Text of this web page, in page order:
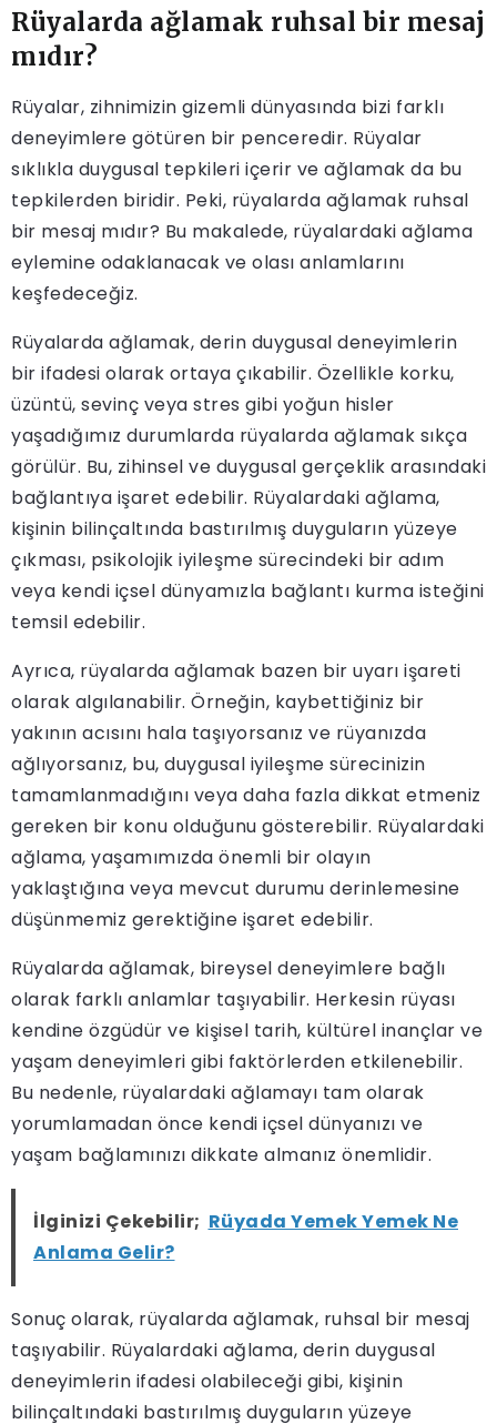
Rüyalarda ağlamak ruhsal bir mesaj
mıdır?
Rüyalar, zihnimizin gizemli dünyasında bizi farklı
deneyimlere götüren bir penceredir. Rüyalar
sıklıkla duygusal tepkileri içerir ve ağlamak da bu
tepkilerden biridir. Peki, rüyalarda ağlamak ruhsal
bir mesaj mıdır? Bu makalede, rüyalardaki ağlama
eylemine odaklanacak ve olası anlamlarını
keşfedeceğiz.
Rüyalarda ağlamak, derin duygusal deneyimlerin
bir ifadesi olarak ortaya çıkabilir. Özellikle korku,
üzüntü, sevinç veya stres gibi yoğun hisler
yaşadığımız durumlarda rüyalarda ağlamak sıkça
görülür. Bu, zihinsel ve duygusal gerçeklik arasındaki
bağlantıya işaret edebilir. Rüyalardaki ağlama,
kişinin bilinçaltında bastırılmış duyguların yüzeye
çıkması, psikolojik iyileşme sürecindeki bir adım
veya kendi içsel dünyamızla bağlantı kurma isteğini
temsil edebilir.
Ayrıca, rüyalarda ağlamak bazen bir uyarı işareti
olarak algılanabilir. Örneğin, kaybettiğiniz bir
yakının acısını hala taşıyorsanız ve rüyanızda
ağlıyorsanız, bu, duygusal iyileşme sürecinizin
tamamlanmadığını veya daha fazla dikkat etmeniz
gereken bir konu olduğunu gösterebilir. Rüyalardaki
ağlama, yaşamımızda önemli bir olayın
yaklaştığına veya mevcut durumu derinlemesine
düşünmemiz gerektiğine işaret edebilir.
Rüyalarda ağlamak, bireysel deneyimlere bağlı
olarak farklı anlamlar taşıyabilir. Herkesin rüyası
kendine özgüdür ve kişisel tarih, kültürel inançlar ve
yaşam deneyimleri gibi faktörlerden etkilenebilir.
Bu nedenle, rüyalardaki ağlamayı tam olarak
yorumlamadan önce kendi içsel dünyanızı ve
yaşam bağlamınızı dikkate almanız önemlidir.
İlginizi Çekebilir; Rüyada Yemek Yemek Ne
Anlama Gelir?
Sonuç olarak, rüyalarda ağlamak, ruhsal bir mesaj
taşıyabilir. Rüyalardaki ağlama, derin duygusal
deneyimlerin ifadesi olabileceği gibi, kişinin
bilinçaltındaki bastırılmış duyguların yüzeye